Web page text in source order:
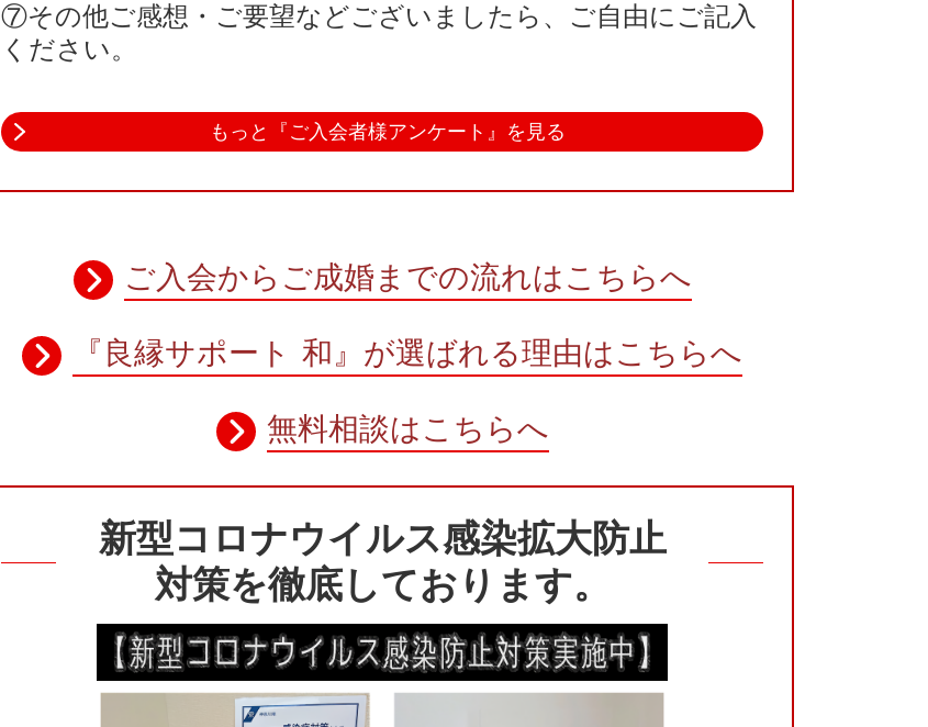
⑦その他ご感想・ご要望などございましたら、ご自由にご記入
ください。
もっと『ご入会者様アンケート』を見る
ご入会からご成婚までの流れはこちらへ
『良縁サポート 和』が選ばれる理由はこちらへ
無料相談はこちらへ
新型コロナウイルス感染拡大防止
対策を徹底しております。